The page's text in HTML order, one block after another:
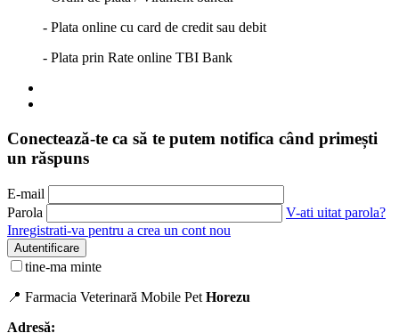
- Plata online cu card de credit sau debit
- Plata prin Rate online TBI Bank
Conectează-te ca să te putem notifica când primești
un răspuns
E-mail
Parola
V-ati uitat parola?
Inregistrati-va pentru a crea un cont nou
Autentificare
tine-ma minte
📍 Farmacia Veterinară Mobile Pet Horezu
Adresă: